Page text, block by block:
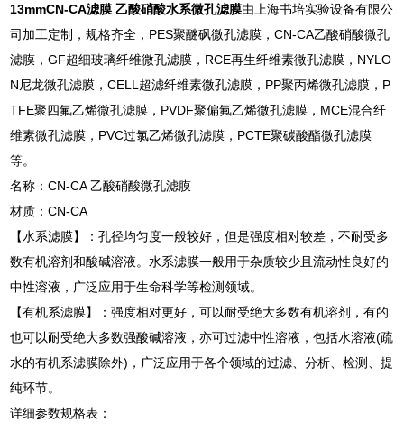
13mmCN-CA滤膜 乙酸硝酸水系微孔滤膜由上海书培实验设备有限公
司加工定制，规格齐全，PES聚醚砜微孔滤膜，CN-CA乙酸硝酸微孔
滤膜，GF超细玻璃纤维微孔滤膜，RCE再生纤维素微孔滤膜，NYLO
N尼龙微孔滤膜，CELL超滤纤维素微孔滤膜，PP聚丙烯微孔滤膜，P
TFE聚四氟乙烯微孔滤膜，PVDF聚偏氟乙烯微孔滤膜，MCE混合纤
维素微孔滤膜，PVC过氯乙烯微孔滤膜，PCTE聚碳酸酯微孔滤膜
等。
名称：CN-CA 乙酸硝酸微孔滤膜
材质：CN-CA
【水系滤膜】：孔径均匀度一般较好，但是强度相对较差，不耐受多
数有机溶剂和酸碱溶液。水系滤膜一般用于杂质较少且流动性良好的
中性溶液，广泛应用于生命科学等检测领域。
【有机系滤膜】：强度相对更好，可以耐受绝大多数有机溶剂，有的
也可以耐受绝大多数强酸碱溶液，亦可过滤中性溶液，包括水溶液(疏
水的有机系滤膜除外)，广泛应用于各个领域的过滤、分析、检测、提
纯环节。
详细参数规格表：